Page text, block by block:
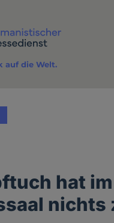
auf die Welt.
hat im
nichts